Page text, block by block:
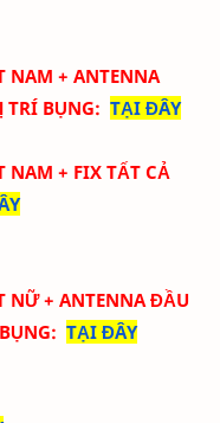
NAM + ANTENNA
TRÍ BỤNG: TẠI ĐÂY
NAM + FIX TẤT CẢ
NỮ + ANTENNA ĐẦU
: TẠI ĐÂY